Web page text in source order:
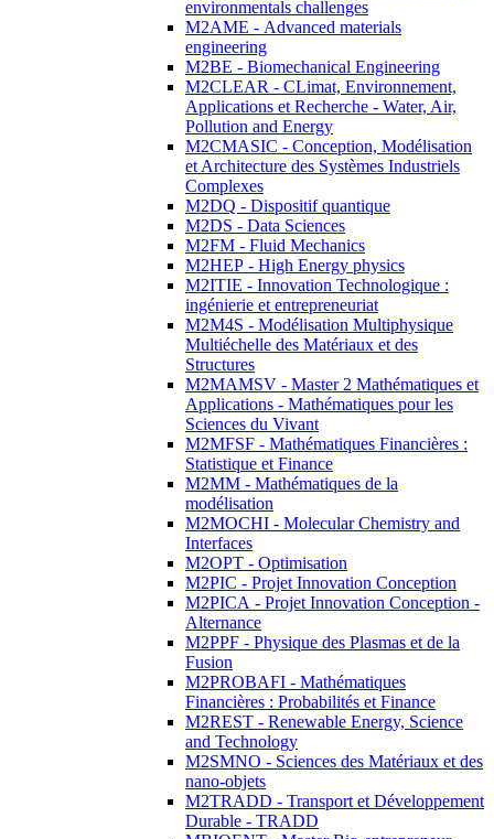
environmentals challenges
M2AME - Advanced materials
engineering
M2BE - Biomechanical Engineering
M2CLEAR - CLimat, Environnement,
Applications et Recherche - Water, Air,
Pollution and Energy
M2CMASIC - Conception, Modélisation
et Architecture des Systèmes Industriels
Complexes
M2DQ - Dispositif quantique
M2DS - Data Sciences
M2FM - Fluid Mechanics
M2HEP - High Energy physics
M2ITIE - Innovation Technologique :
ingénierie et entrepreneuriat
M2M4S - Modélisation Multiphysique
Multiéchelle des Matériaux et des
Structures
M2MAMSV - Master 2 Mathématiques et
Applications - Mathématiques pour les
Sciences du Vivant
M2MFSF - Mathématiques Financières :
Statistique et Finance
M2MM - Mathématiques de la
modélisation
M2MOCHI - Molecular Chemistry and
Interfaces
M2OPT - Optimisation
M2PIC - Projet Innovation Conception
M2PICA - Projet Innovation Conception -
Alternance
M2PPF - Physique des Plasmas et de la
Fusion
M2PROBAFI - Mathématiques
Financières : Probabilités et Finance
M2REST - Renewable Energy, Science
and Technology
M2SMNO - Sciences des Matériaux et des
nano-objets
M2TRADD - Transport et Développement
Durable - TRADD